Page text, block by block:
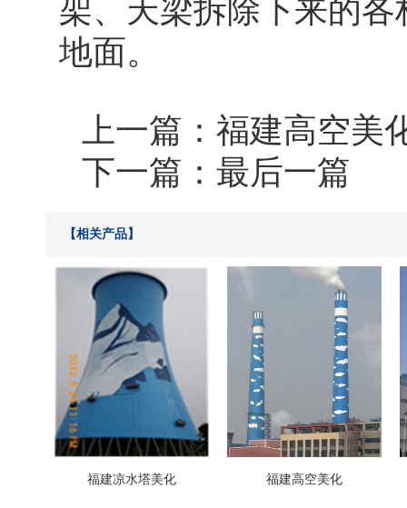
架、天梁拆除下来的
地面。
上一篇： 福建高空美
下一篇：最后一篇
【相关产品】
福建凉水塔美化 福建高空美化